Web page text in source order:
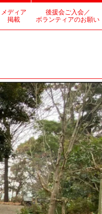
メディア
掲載
後援会ご入会／
ボランティアのお願い